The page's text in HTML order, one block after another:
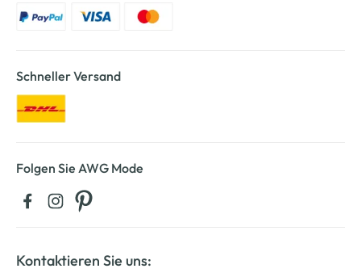
Schneller Versand
Folgen Sie AWG Mode
Kontaktieren Sie uns: